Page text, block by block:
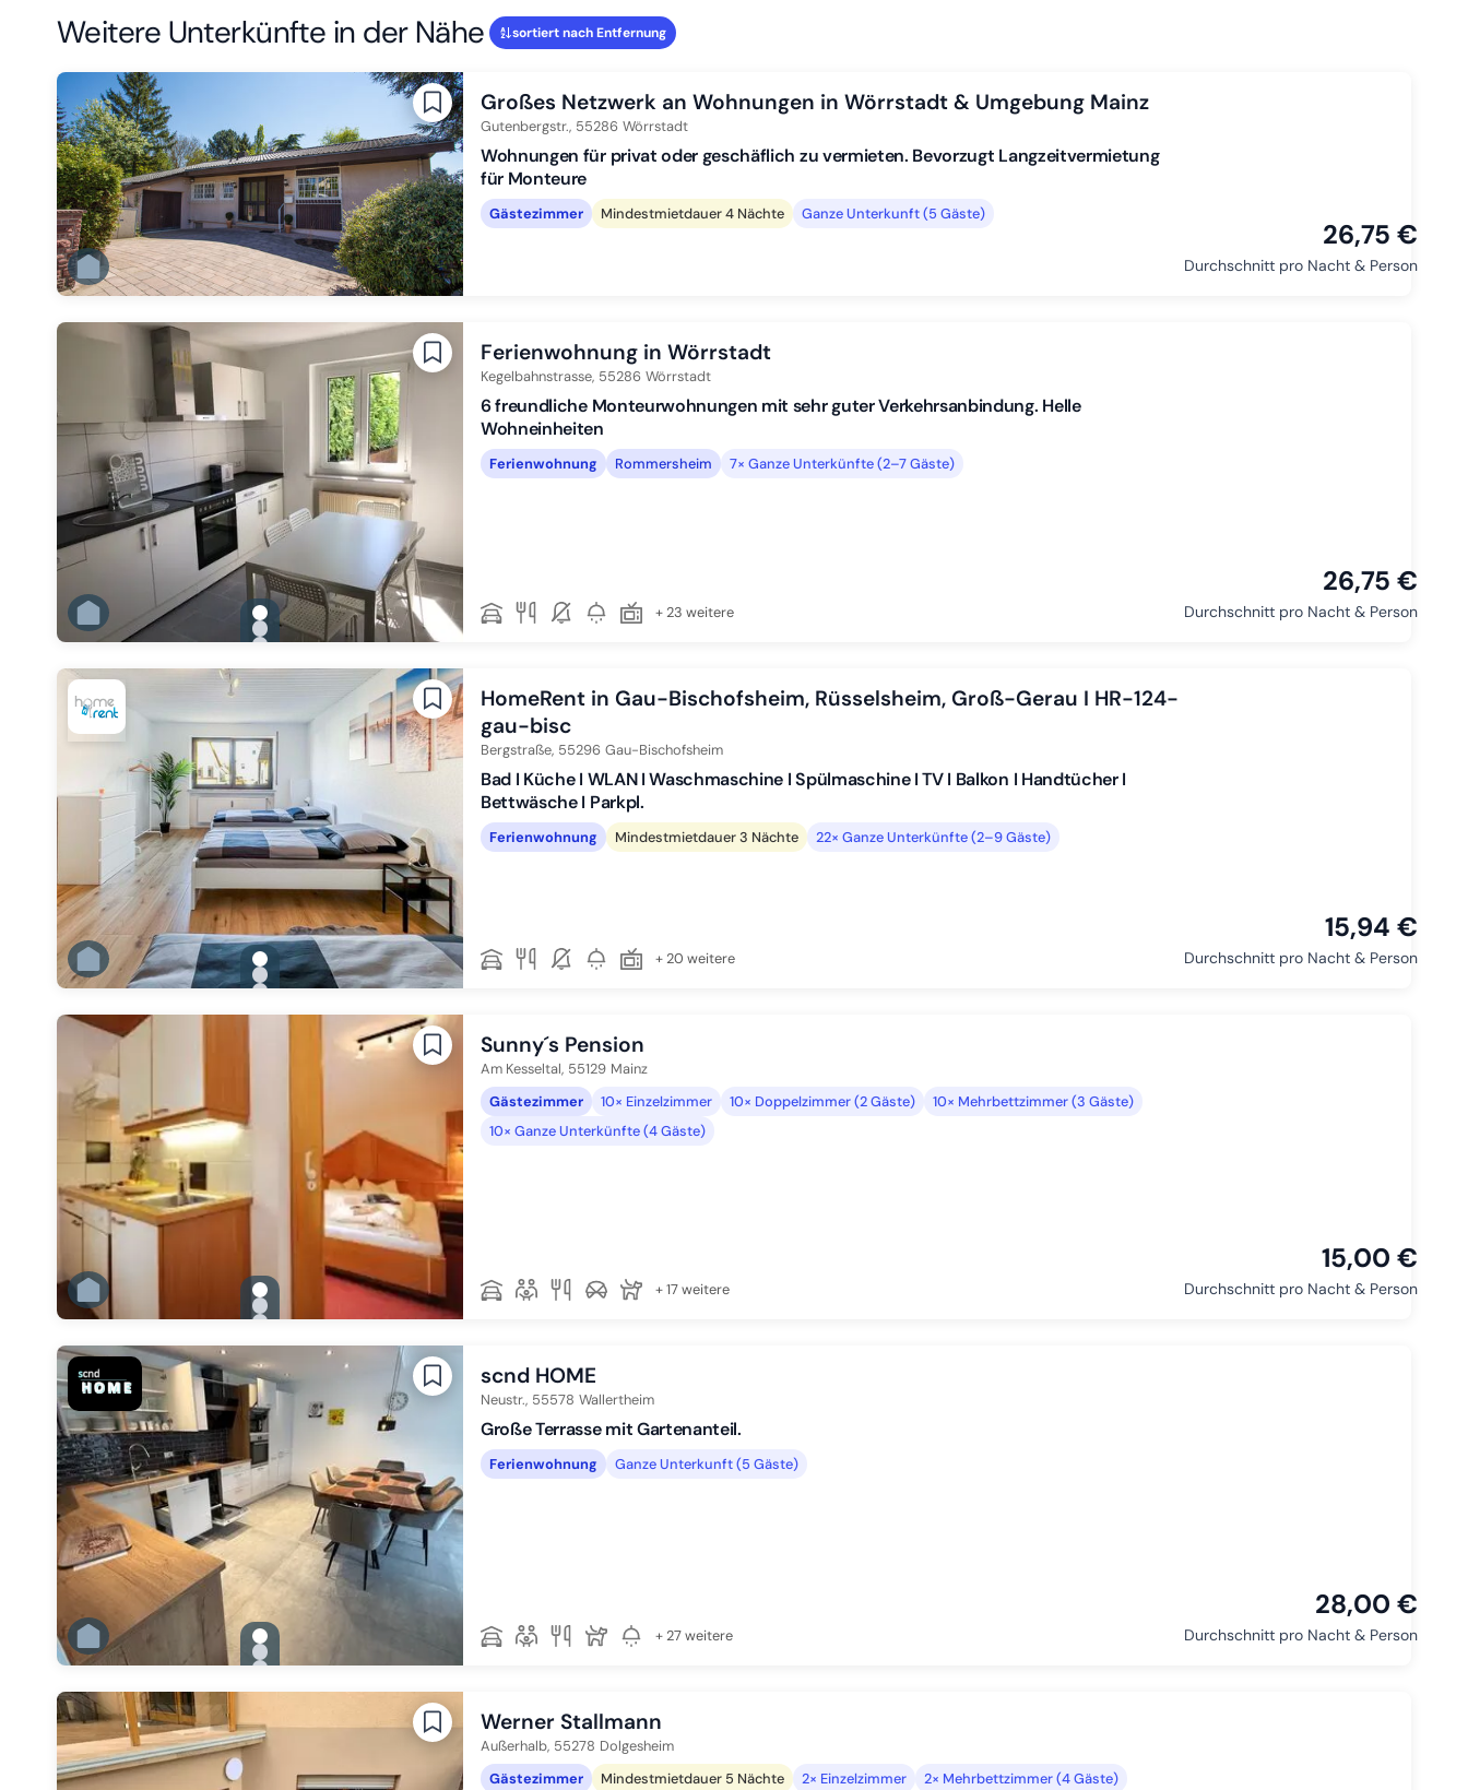
Weitere Unterkünfte in der Nähe sortiert nach Entfernung
Großes Netzwerk an Wohnungen in Wörrstadt & Umgebung Mainz
Gutenbergstr., 55286 Wörrstadt
Wohnungen für privat oder geschäflich zu vermieten. Bevorzugt Langzeitvermietung
für Monteure
Gästezimmer Mindestmietdauer 4 Nächte Ganze Unterkunft (5 Gäste)
26,75 €
Durchschnitt pro Nacht & Person
gallery.slide_selector
Zu Slide 1 wechseln
Zu Slide 2 wechseln
Zu Slide 4 wechseln
Zu Slide 5 wechseln
Zu Slide 6 wechseln
Ferienwohnung in Wörrstadt
Kegelbahnstrasse, 55286 Wörrstadt
6 freundliche Monteurwohnungen mit sehr guter Verkehrsanbindung. Helle
Wohneinheiten
Ferienwohnung Rommersheim 7× Ganze Unterkünfte (2–7 Gäste)
+ 23 weitere
26,75 €
Durchschnitt pro Nacht & Person
gallery.slide_selector
Zu Slide 1 wechseln
Zu Slide 2 wechseln
Zu Slide 4 wechseln
Zu Slide 5 wechseln
Zu Slide 6 wechseln
HomeRent in Gau-Bischofsheim, Rüsselsheim, Groß-Gerau I HR-124-
gau-bisc
Bergstraße, 55296 Gau-Bischofsheim
Bad I Küche I WLAN I Waschmaschine I Spülmaschine I TV I Balkon I Handtücher I
Bettwäsche I Parkpl.
Ferienwohnung Mindestmietdauer 3 Nächte 22× Ganze Unterkünfte (2–9 Gäste)
+ 20 weitere
15,94 €
Durchschnitt pro Nacht & Person
gallery.slide_selector
Zu Slide 1 wechseln
Zu Slide 2 wechseln
Zu Slide 4 wechseln
Zu Slide 5 wechseln
Sunny´s Pension
Am Kesseltal, 55129 Mainz
Gästezimmer
10× Einzelzimmer 10× Doppelzimmer (2 Gäste)
10× Mehrbettzimmer (3 Gäste)
10× Ganze Unterkünfte (4 Gäste)
+ 17 weitere
15,00 €
Durchschnitt pro Nacht & Person
gallery.slide_selector
Zu Slide 1 wechseln
Zu Slide 2 wechseln
Zu Slide 6 wechseln
scnd HOME
Neustr., 55578 Wallertheim
Große Terrasse mit Gartenanteil.
Ferienwohnung Ganze Unterkunft (5 Gäste)
+ 27 weitere
28,00 €
Durchschnitt pro Nacht & Person
Werner Stallmann
Außerhalb, 55278 Dolgesheim
Gästezimmer
Mindestmietdauer 5 Nächte 2× Einzelzimmer
2× Mehrbettzimmer (4 Gäste)